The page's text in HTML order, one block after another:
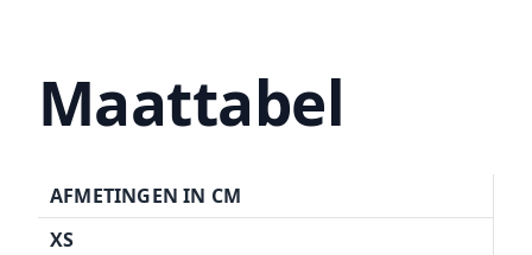
Maattabel
AFMETINGEN IN CM
XS